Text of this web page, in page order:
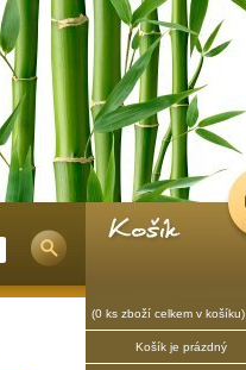
(0 ks zboží celkem v košíku)
Košík je prázdný